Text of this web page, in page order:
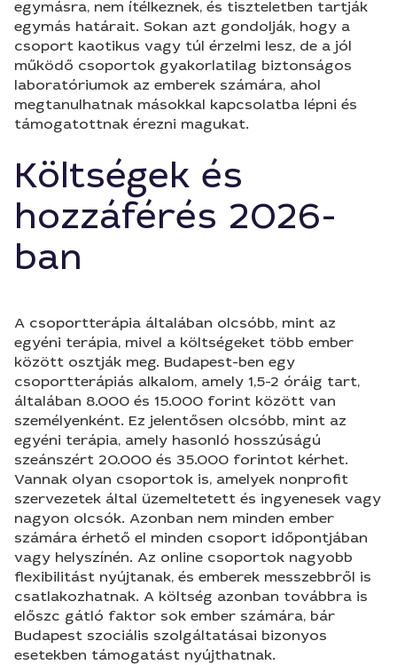
egymásra, nem ítélkeznek, és tiszteletben tartják
egymás határait. Sokan azt gondolják, hogy a
csoport kaotikus vagy túl érzelmi lesz, de a jól
működő csoportok gyakorlatilag biztonságos
laboratóriumok az emberek számára, ahol
megtanulhatnak másokkal kapcsolatba lépni és
támogatottnak érezni magukat.
Költségek és
hozzáférés 2026-
ban
A csoportterápia általában olcsóbb, mint az
egyéni terápia, mivel a költségeket több ember
között osztják meg. Budapest-ben egy
csoportterápiás alkalom, amely 1,5-2 óráig tart,
általában 8.000 és 15.000 forint között van
személyenként. Ez jelentősen olcsóbb, mint az
egyéni terápia, amely hasonló hosszúságú
szeánszért 20.000 és 35.000 forintot kérhet.
Vannak olyan csoportok is, amelyek nonprofit
szervezetek által üzemeltetett és ingyenesek vagy
nagyon olcsók. Azonban nem minden ember
számára érhető el minden csoport időpontjában
vagy helyszínén. Az online csoportok nagyobb
flexibilitást nyújtanak, és emberek messzebbről is
csatlakozhatnak. A költség azonban továbbra is
előszc gátló faktor sok ember számára, bár
Budapest szociális szolgáltatásai bizonyos
esetekben támogatást nyújthatnak.